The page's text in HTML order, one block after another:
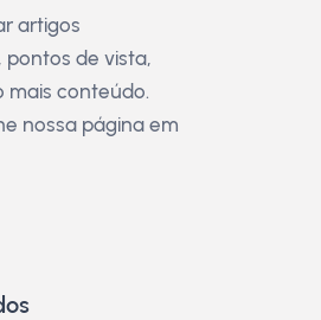
artigos
pontos de vista,
mais conteúdo.
nossa página em